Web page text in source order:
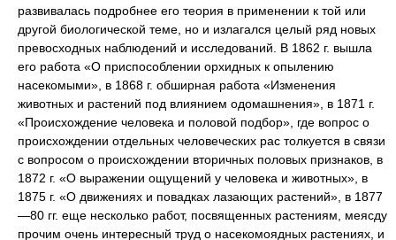
развивалась подробнее его теория в применении к той или
другой биологической теме, но и излагался целый ряд новых
превосходных наблюдений и исследований. В 1862 г. вышла
его работа «О приспособлении орхидных к опылению
насекомыми», в 1868 г. обширная работа «Изменения
животных и растений под влиянием одомашнения», в 1871 г.
«Происхождение человека и половой подбор», где вопрос о
происхождении отдельных человеческих рас толкуется в связи
с вопросом о происхождении вторичных половых признаков, в
1872 г. «О выражении ощущений у человека и животных», в
1875 г. «О движениях и повадках лазающих растений», в 1877
—80 гг. еще несколько работ, посвященных растениям, меясду
прочим очень интересный труд о насекомоядных растениях, и